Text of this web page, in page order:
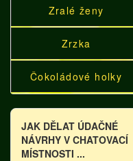
Zralé ženy
Zrzka
Čokoládové holky
JAK DĚLAT ÚDAČNÉ
NÁVRHY V CHATOVACÍ
MÍSTNOSTI ...